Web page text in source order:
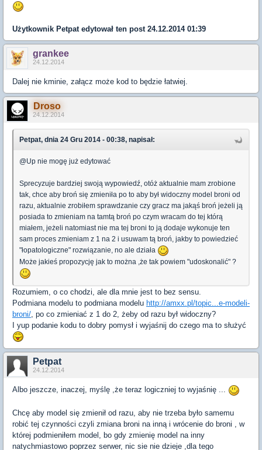
Użytkownik Petpat edytował ten post 24.12.2014 01:39
grankee
24.12.2014
Dalej nie kminie, załącz może kod to będzie łatwiej.
Droso
24.12.2014
Petpat, dnia 24 Gru 2014 - 00:38, napisał:
@Up nie mogę już edytować
Sprecyzuje bardziej swoją wypowiedź, otóż aktualnie mam zrobione
tak, chce aby broń się zmieniła po to aby był widoczny model broni od
razu, aktualnie zrobiłem sprawdzanie czy gracz ma jakąś broń jeżeli ją
posiada to zmieniam na tamtą broń po czym wracam do tej którą
miałem, jeżeli natomiast nie ma tej broni to ją dodaje wykonuje ten
sam proces zmieniam z 1 na 2 i usuwam tą broń, jakby to powiedzieć
"łopatologiczne" rozwiązanie, no ale działa
Może jakieś propozycję jak to można ,że tak powiem "udoskonalić" ?
Rozumiem, o co chodzi, ale dla mnie jest to bez sensu.
Podmiana modelu to podmiana modelu http://amxx.pl/topic...e-modeli-
broni/ , po co zmieniać z 1 do 2, żeby od razu był widoczny?
I yup podanie kodu to dobry pomysł i wyjaśnij do czego ma to służyć
Petpat
24.12.2014
Albo jeszcze, inaczej, myślę ,że teraz logiczniej to wyjaśnię ...
Chcę aby model się zmienił od razu aby nie trzeba było samemu
robić tej czynności czyli zmiana broni na inną i wrócenie do broni
w
której podmieniłem model bo gdy zmienię model na inny
natychmiastowo poprzez serwer, nic sie nie dzieje dla tego